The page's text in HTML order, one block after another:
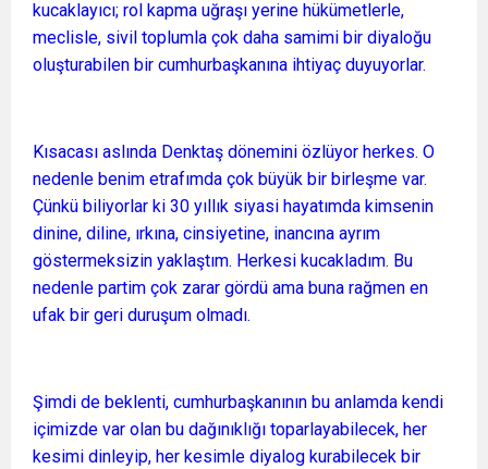
kucaklayıcı; rol kapma uğraşı yerine hükümetlerle,
meclisle, sivil toplumla çok daha samimi bir diyaloğu
oluşturabilen bir cumhurbaşkanına ihtiyaç duyuyorlar.
Kısacası aslında Denktaş dönemini özlüyor herkes. O
nedenle benim etrafımda çok büyük bir birleşme var.
Çünkü biliyorlar ki 30 yıllık siyasi hayatımda kimsenin
dinine, diline, ırkına, cinsiyetine, inancına ayrım
göstermeksizin yaklaştım. Herkesi kucakladım. Bu
nedenle partim çok zarar gördü ama buna rağmen en
ufak bir geri duruşum olmadı.
Şimdi de beklenti, cumhurbaşkanının bu anlamda kendi
içimizde var olan bu dağınıklığı toparlayabilecek, her
kesimi dinleyip, her kesimle diyalog kurabilecek bir